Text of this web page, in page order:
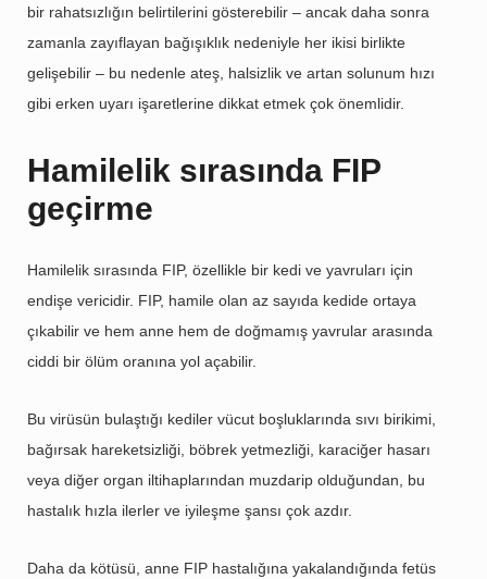
bir rahatsızlığın belirtilerini gösterebilir – ancak daha sonra
zamanla zayıflayan bağışıklık nedeniyle her ikisi birlikte
gelişebilir – bu nedenle ateş, halsizlik ve artan solunum hızı
gibi erken uyarı işaretlerine dikkat etmek çok önemlidir.
Hamilelik sırasında FIP
geçirme
Hamilelik sırasında FIP, özellikle bir kedi ve yavruları için
endişe vericidir. FIP, hamile olan az sayıda kedide ortaya
çıkabilir ve hem anne hem de doğmamış yavrular arasında
ciddi bir ölüm oranına yol açabilir.
Bu virüsün bulaştığı kediler vücut boşluklarında sıvı birikimi,
bağırsak hareketsizliği, böbrek yetmezliği, karaciğer hasarı
veya diğer organ iltihaplarından muzdarip olduğundan, bu
hastalık hızla ilerler ve iyileşme şansı çok azdır.
Daha da kötüsü, anne FIP hastalığına yakalandığında fetüs